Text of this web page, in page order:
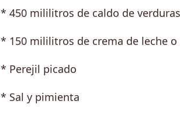
* 450 mililitros de caldo de
* 150 mililitros de crema de leche o
* Perejil picado
* Sal y pimienta